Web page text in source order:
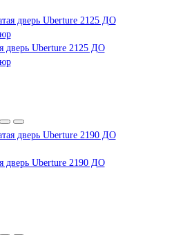
дверь Uberture 2125 ДО
дверь Uberture 2190 ДО